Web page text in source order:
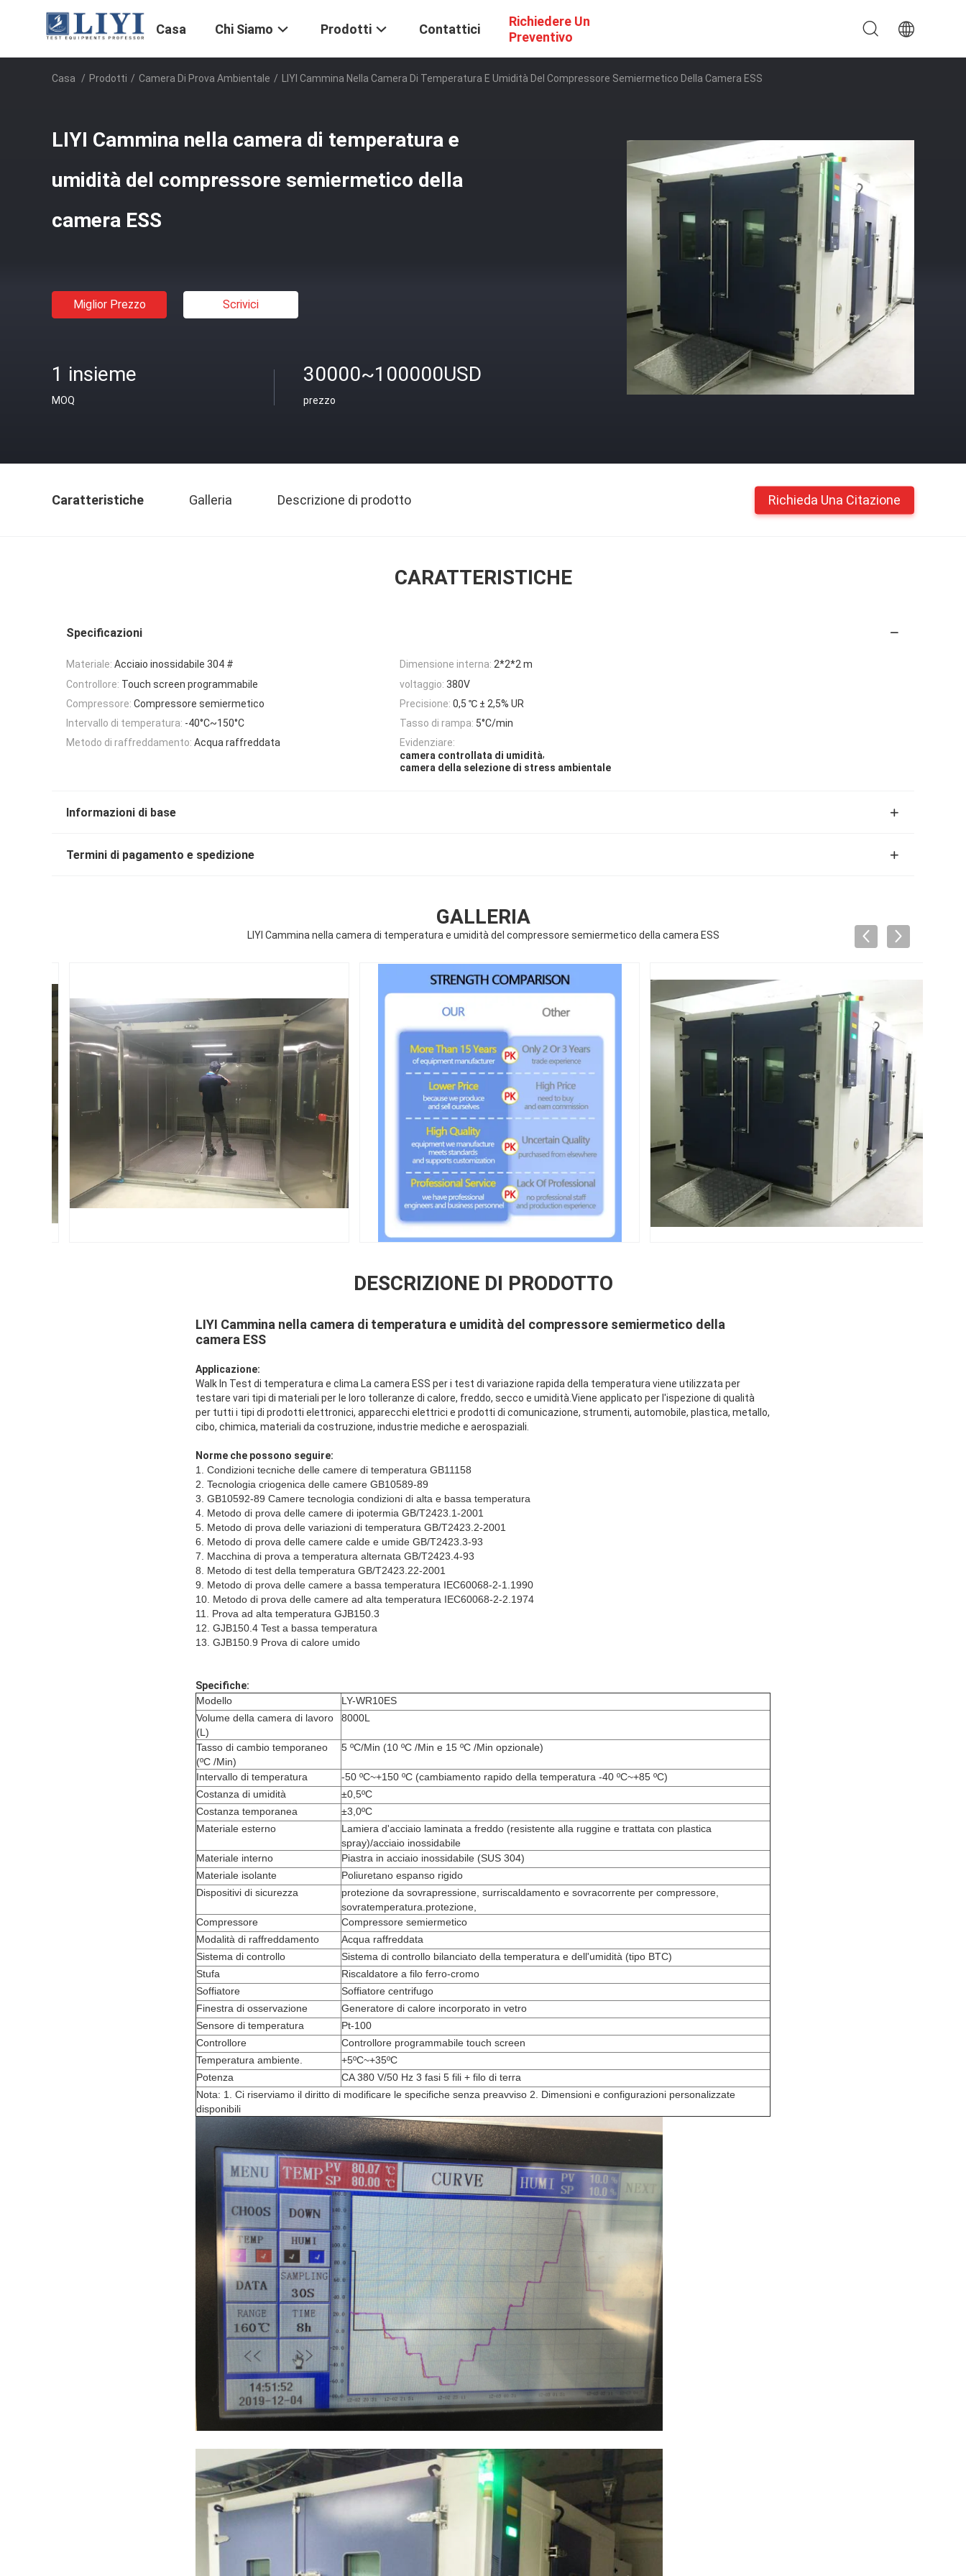
Casa Chi Siamo Prodotti Contattici
Richiedere Un
Preventivo
Casa / Prodotti / Camera Di Prova Ambientale / LIYI Cammina Nella Camera Di Temperatura E Umidità Del Compressore Semiermetico Della Camera ESS
LIYI Cammina nella camera di temperatura e
umidità del compressore semiermetico della
camera ESS
Miglior Prezzo Scrivici
1 insieme
MOQ
30000~100000USD
prezzo
Caratteristiche Galleria Descrizione di prodotto Richieda Una Citazione
CARATTERISTICHE
Specificazioni
Materiale: Acciaio inossidabile 304 # Dimensione interna: 2*2*2 m
Controllore: Touch screen programmabile voltaggio: 380V
Compressore: Compressore semiermetico Precisione: 0,5 ℃ ± 2,5% UR
Intervallo di temperatura: -40°C~150°C Tasso di rampa: 5°C/min
Metodo di raffreddamento: Acqua raffreddata
Evidenziare:
camera controllata di umidità,
camera della selezione di stress ambientale
Informazioni di base
Termini di pagamento e spedizione
GALLERIA
LIYI Cammina nella camera di temperatura e umidità del compressore semiermetico della camera ESS
DESCRIZIONE DI PRODOTTO
LIYI Cammina nella camera di temperatura e umidità del compressore semiermetico della
camera ESS
Applicazione:
Walk In Test di temperatura e clima La camera ESS per i test di variazione rapida della temperatura viene utilizzata per
testare vari tipi di materiali per le loro tolleranze di calore, freddo, secco e umidità.Viene applicato per l'ispezione di qualità
per tutti i tipi di prodotti elettronici, apparecchi elettrici e prodotti di comunicazione, strumenti, automobile, plastica, metallo,
cibo, chimica, materiali da costruzione, industrie mediche e aerospaziali.
Norme che possono seguire:
1. Condizioni tecniche delle camere di temperatura GB11158
2. Tecnologia criogenica delle camere GB10589-89
3. GB10592-89 Camere tecnologia condizioni di alta e bassa temperatura
4. Metodo di prova delle camere di ipotermia GB/T2423.1-2001
5. Metodo di prova delle variazioni di temperatura GB/T2423.2-2001
6. Metodo di prova delle camere calde e umide GB/T2423.3-93
7. Macchina di prova a temperatura alternata GB/T2423.4-93
8. Metodo di test della temperatura GB/T2423.22-2001
9. Metodo di prova delle camere a bassa temperatura IEC60068-2-1.1990
10. Metodo di prova delle camere ad alta temperatura IEC60068-2-2.1974
11. Prova ad alta temperatura GJB150.3
12. GJB150.4 Test a bassa temperatura
13. GJB150.9 Prova di calore umido
Specifiche:
Modello
LY-WR10ES
Volume della camera di lavoro
(L)
8000L
Tasso di cambio temporaneo
(ºC /Min)
5 ºC/Min (10 ºC /Min e 15 ºC /Min opzionale)
Intervallo di temperatura
-50 ºC~+150 ºC (cambiamento rapido della temperatura -40 ºC~+85 ºC)
Costanza di umidità
±0,5ºC
Costanza temporanea
±3,0ºC
Materiale esterno
Lamiera d'acciaio laminata a freddo (resistente alla ruggine e trattata con plastica
spray)/acciaio inossidabile
Materiale interno
Piastra in acciaio inossidabile (SUS 304)
Materiale isolante
Poliuretano espanso rigido
Dispositivi di sicurezza
protezione da sovrapressione, surriscaldamento e sovracorrente per compressore,
sovratemperatura.protezione,
Compressore
Compressore semiermetico
Modalità di raffreddamento
Acqua raffreddata
Sistema di controllo
Sistema di controllo bilanciato della temperatura e dell'umidità (tipo BTC)
Stufa
Riscaldatore a filo ferro-cromo
Soffiatore
Soffiatore centrifugo
Finestra di osservazione
Generatore di calore incorporato in vetro
Sensore di temperatura
Pt-100
Controllore
Controllore programmabile touch screen
Temperatura ambiente.
+5ºC~+35ºC
Potenza
CA 380 V/50 Hz 3 fasi 5 fili + filo di terra
Nota: 1. Ci riserviamo il diritto di modificare le specifiche senza preavviso 2. Dimensioni e configurazioni personalizzate
disponibili